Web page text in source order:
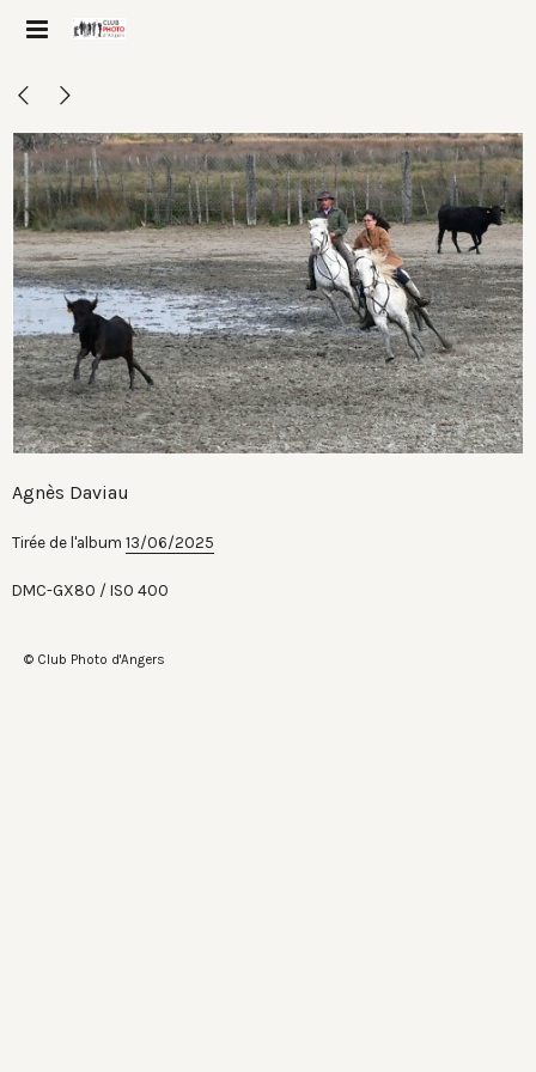
Agnès Daviau
Tirée de l'album 13/06/2025
DMC-GX80 ISO 400
© Club Photo d'Angers